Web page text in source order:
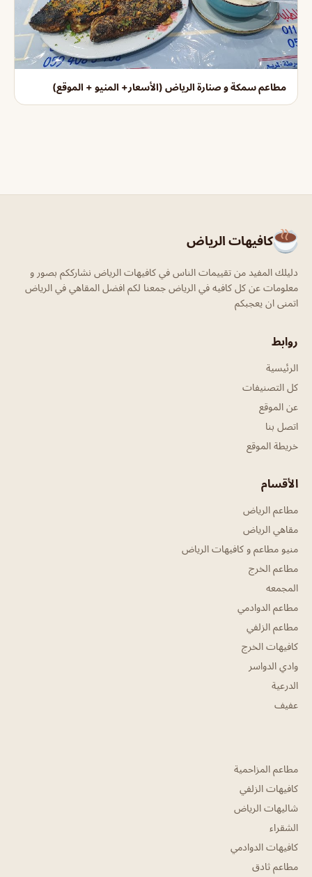
مطاعم سمكة و صنارة الرياض (الأسعار+ المنيو + الموقع)
كافيهات الرياض
دليلك المفيد من تقييمات الناس في كافيهات الرياض نشارككم بصور و
معلومات عن كل كافيه في الرياض جمعنا لكم افضل المقاهي في الرياض
اتمنى ان يعجبكم
روابط
الرئيسية
كل التصنيفات
عن الموقع
اتصل بنا
خريطة الموقع
الأقسام
مطاعم الرياض
مقاهي الرياض
منيو مطاعم و كافيهات الرياض
مطاعم الخرج
المجمعه
مطاعم الدوادمي
مطاعم الزلفي
كافيهات الخرج
وادي الدواسر
الدرعية
عفيف
مطاعم المزاحمية
كافيهات الزلفي
شاليهات الرياض
الشقراء
كافيهات الدوادمي
مطاعم ثادق